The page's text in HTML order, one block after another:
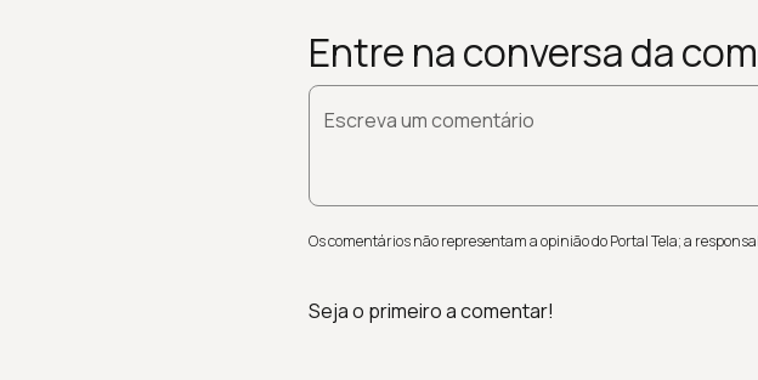
Entre na conversa da
Escreva um comentário
Os comentários não representam a opinião do Portal Tela; a
Seja o primeiro a comentar!